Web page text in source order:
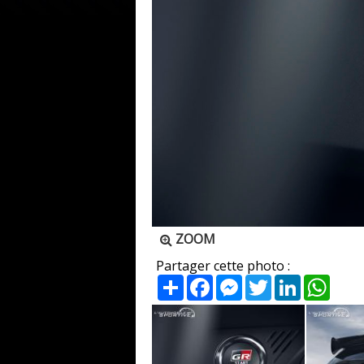
ZOOM
Partager cette photo :
PartagerFacebookMessenger
TwitterLinkedIn